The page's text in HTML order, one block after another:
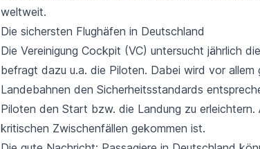
weltweit.
Die sichersten Flughäfen in Deutschland
Die Vereinigung Cockpit (VC) untersucht jährlich
befragt dazu u.a. die Piloten. Dabei wird vor
Landebahnen den Sicherheitsstandards
Piloten den Start bzw. die Landung zu
kritischen Zwischenfällen gekommen ist.